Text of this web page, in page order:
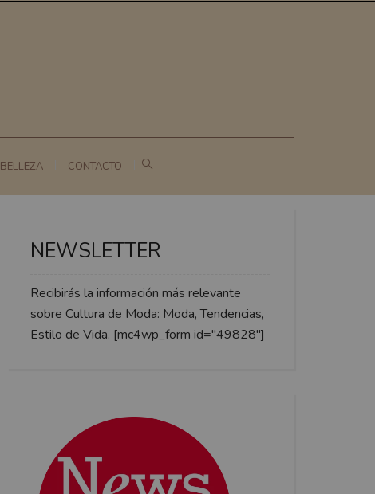
BELLEZA CONTACTO
NEWSLETTER
Recibirás la información más relevante
sobre Cultura de Moda: Moda, Tendencias,
Estilo de Vida. [mc4wp_form id="49828"]